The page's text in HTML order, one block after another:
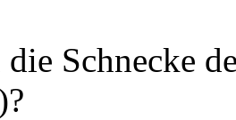
Schnecke